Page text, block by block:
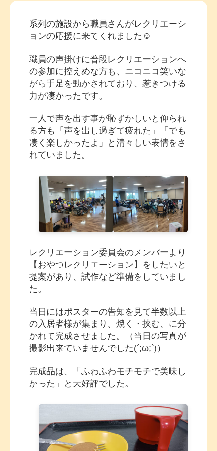
系列の施設から職員さんがレクリエーシ
ョンの応援に来てくれました☺
職員の声掛けに普段レクリエーションへ
の参加に控えめな方も、ニコニコ笑いな
がら手足を動かされており、惹きつける
力が凄かったです。
一人で声を出す事が恥ずかしいと仰られ
る方も「声を出し過ぎて疲れた」「でも
凄く楽しかったよ」と清々しい表情をさ
れていました。
レクリエーション委員会のメンバーより
【おやつレクリエーション】をしたいと
提案があり、試作など準備をしていまし
た。
当日にはポスターの告知を見て半数以上
の入居者様が集まり、焼く・挟む、に分
かれて完成させました。（当日の写真が
撮影出来ていませんでした(´;ω;`)）
完成品は、「ふわふわモチモチで美味し
かった」と大好評でした。